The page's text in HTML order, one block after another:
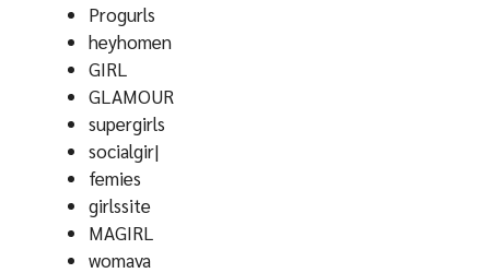
Progurls
heyhomen
GIRL
GLAMOUR
supergirls
socialgir|
femies
girlssite
MAGIRL
womava